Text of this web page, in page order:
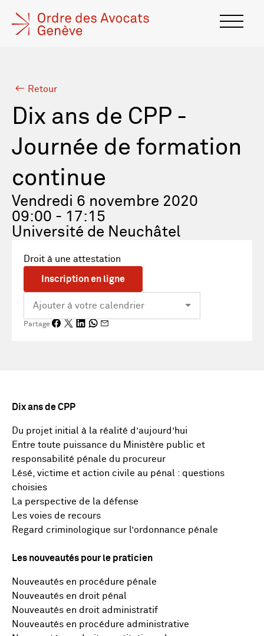
Retour
Dix ans de CPP -
Journée de formation
continue
Vendredi 6 novembre 2020
09:00 - 17:15
Université de Neuchâtel
Droit à une attestation
Inscription en ligne
Partage
Dix ans de CPP
Du projet initial à la réalité d’aujourd’hui
Entre toute puissance du Ministère public et
responsabilité pénale du procureur
Lésé, victime et action civile au pénal : questions
choisies
La perspective de la défense
Les voies de recours
Regard criminologique sur l’ordonnance pénale
Les nouveautés pour le praticien
Nouveautés en procédure pénale
Nouveautés en droit pénal
Nouveautés en droit administratif
Nouveautés en procédure administrative